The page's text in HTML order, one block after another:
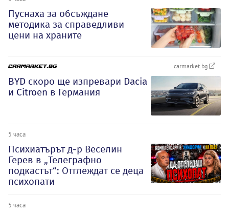
Пуснаха за обсъждане
методика за справедливи
цени на храните
carmarket.bg
BYD скоро ще изпревари Dacia
и Citroеn в Германия
5 часа
Психиатърът д-р Веселин
Герев в „Телеграфно
подкастът“: Отглеждат се деца
психопати
5 часа